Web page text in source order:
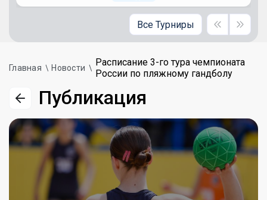
Все Турниры
Главная Новости
Расписание 3-го тура чемпионата
России по пляжному гандболу
Публикация